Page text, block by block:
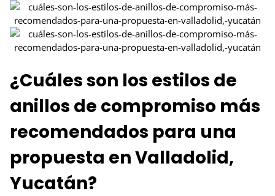
¿Cuáles son los estilos de
anillos de compromiso más
recomendados para una
propuesta en Valladolid,
Yucatán?